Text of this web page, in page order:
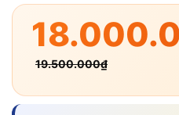
Được
xếp
hạng
19.500.000₫